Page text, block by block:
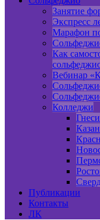
Занятие
Экспресс
Марафон
Как
Вебинар
Колледжи
Публикации
Контакты
ЛК